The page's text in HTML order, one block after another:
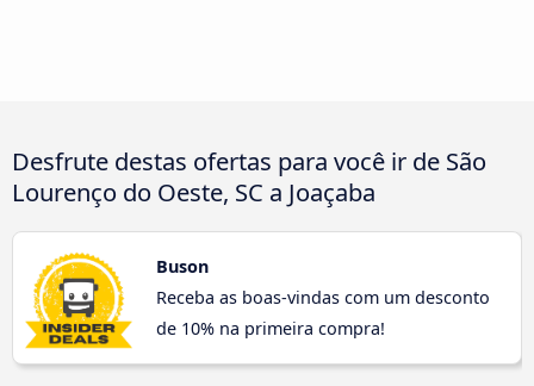
Desfrute destas ofertas para você ir de São
Lourenço do Oeste, SC a Joaçaba
Buson
Receba as boas-vindas com um desconto
de 10% na primeira compra!